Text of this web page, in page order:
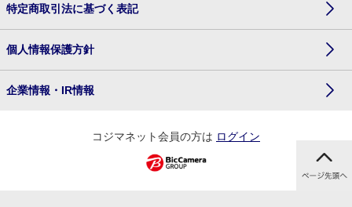
特定商取引法に基づく表記
個人情報保護方針
企業情報・IR情報
コジマネット会員の方は ログイン